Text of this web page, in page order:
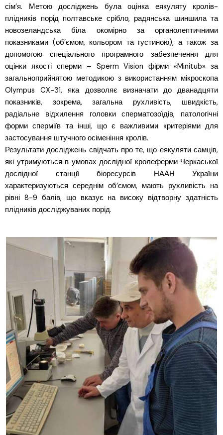
сім’я. Метою досліджень була оцінка еякуляту кролів-
плідників порід полтавське срібло, радянська шиншила та
новозеландська біла окомірно за органолептичними
показниками (об’ємом, кольором та густиною), а також за
допомогою спеціального програмного забезпечення для
оцінки якості сперми – Sperm Vision фірми «Minitub» за
загальноприйнятою методикою з використанням мікроскопа
Olympus CX-31, яка дозволяє визначати до дванадцяти
показників, зокрема, загальна рухливість, швидкість,
радіальне відхилення головки сперматозоїдів, патологічні
форми сперміїв та інші, що є важливими критеріями для
застосування штучного осіменіння кролів.
Результати досліджень свідчать про те, що еякуляти самців,
які утримуються в умовах дослідної кролеферми Черкаської
дослідної станції біоресурсів НААН України
характеризуються середнім об’ємом, мають рухливість на
рівні 8-9 балів, що вказує на високу відтворну здатність
плідників досліджуваних порід.